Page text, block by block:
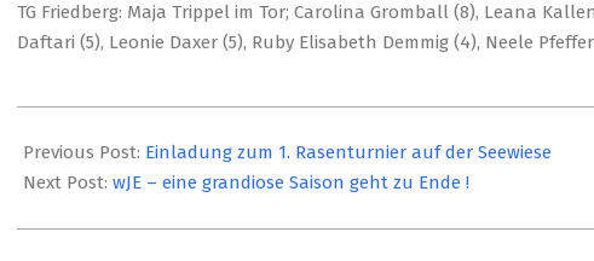
TG Friedberg: Maja Trippel im Tor; Carolina Gromball (8), Leana
Daftari (5), Leonie Daxer (5), Ruby Elisabeth Demmig (4), Neele
03-
22
Previous Post: Einladung zum 1. Rasenturnier auf der Seewiese
Next Post: wJE – eine grandiose Saison geht zu Ende !